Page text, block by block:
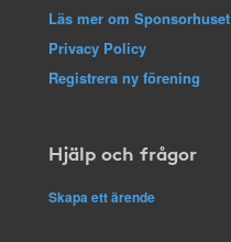
Läs mer om Sponsorhuset
Privacy Policy
Registrera ny förening
Hjälp och frågor
Skapa ett ärende